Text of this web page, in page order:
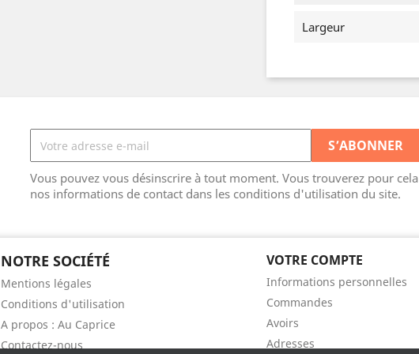
Largeur
Vous pouvez vous désinscrire à tout moment. Vous trouverez pour cela
nos informations de contact dans les conditions d'utilisation du site.
NOTRE SOCIÉTÉ
Mentions légales
Conditions d'utilisation
A propos : Au Caprice
Contactez-nous
VOTRE COMPTE
Informations personnelles
Commandes
Avoirs
Adresses